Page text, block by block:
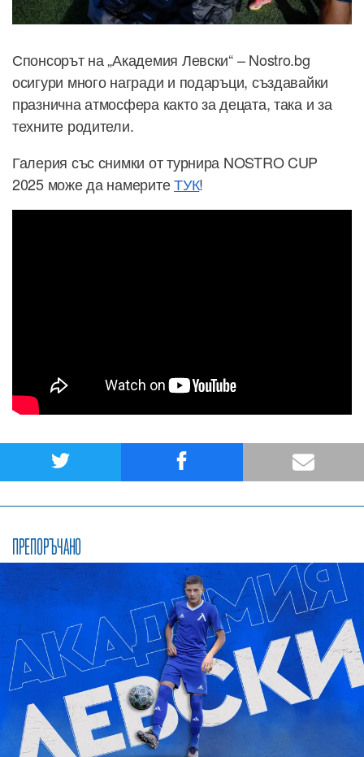
Спонсорът на „Академия Левски“ – Nostro.bg
осигури много награди и подаръци, създавайки
празнична атмосфера както за децата, така и за
техните родители.
Галерия със снимки от турнира NOSTRO CUP
2025 може да намеритеТУК!
ПРЕПОРЪЧАНО